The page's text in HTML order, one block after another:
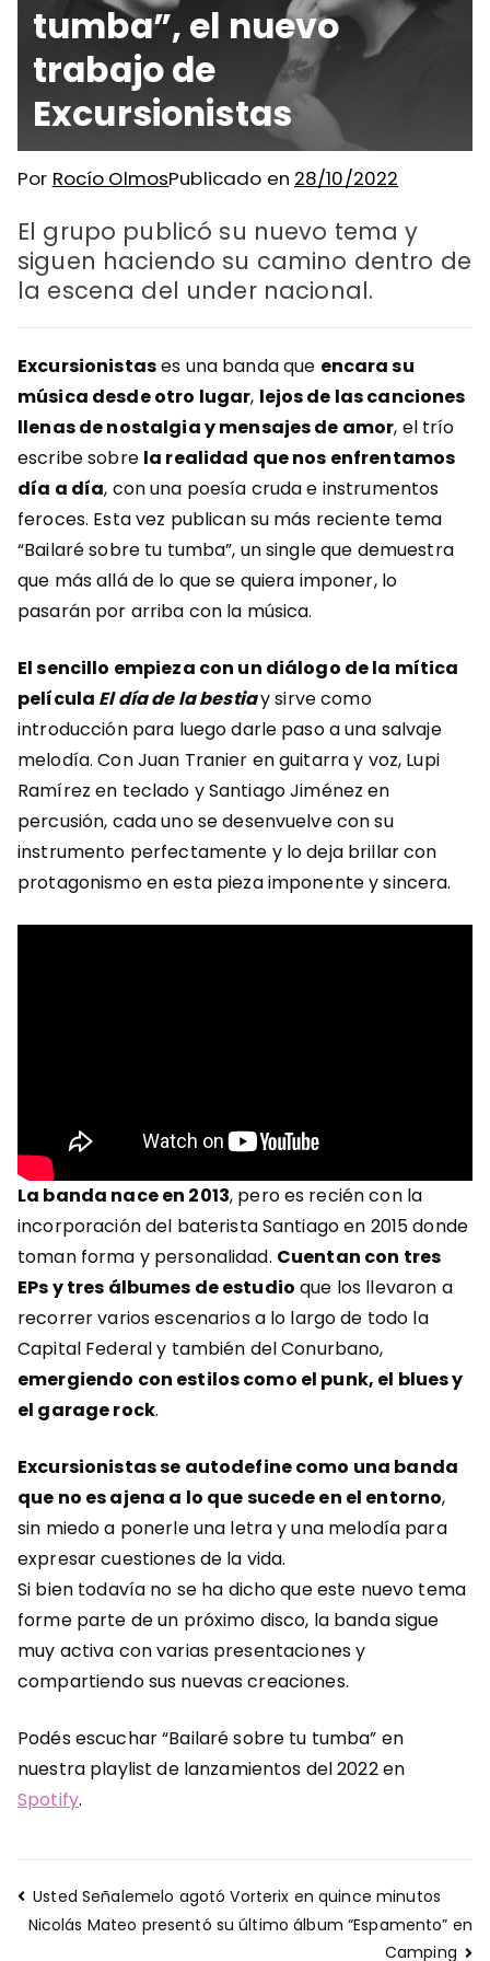
tumba”, el nuevo
trabajo de
Excursionistas
Por Rocío OlmosPublicado en 28/10/2022
El grupo publicó su nuevo tema y
siguen haciendo su camino dentro de
la escena del under nacional.
Excursionistases una banda que encara su
música desde otro lugar, lejos de las canciones
llenas de nostalgia y mensajes de amor, el trío
escribe sobre la realidad que nos enfrentamos
día a día, con una poesía cruda e instrumentos
feroces. Esta vez publican su más reciente tema
“Bailaré sobre tu tumba”, un single que demuestra
que más allá de lo que se quiera imponer, lo
pasarán por arriba con la música.
El sencillo empieza con un diálogo de la mítica
película El día de la bestiay sirve como
introducción para luego darle paso a una salvaje
melodía. Con Juan Tranier en guitarra y voz, Lupi
Ramírez en teclado y Santiago Jiménez en
percusión, cada uno se desenvuelve con su
instrumento perfectamente y lo deja brillar con
protagonismo en esta pieza imponente y sincera.
La banda nace en 2013, pero es recién con la
incorporación del baterista Santiago en 2015 donde
toman forma y personalidad. Cuentan con tres
EPs y tres álbumes de estudio que los llevaron a
recorrer varios escenarios a lo largo de todo la
Capital Federal y también del Conurbano,
emergiendo con estilos como el punk, el blues y
el garage rock.
Excursionistas se autodefine como una banda
que no es ajena a lo que sucede en el entorno,
sin miedo a ponerle una letra y una melodía para
expresar cuestiones de la vida.
Si bien todavía no se ha dicho que este nuevo tema
forme parte de un próximo disco, la banda sigue
muy activa con varias presentaciones y
compartiendo sus nuevas creaciones.
Podés escuchar “Bailaré sobre tu tumba” en
nuestra playlist de lanzamientos del 2022 en
Spotify.
Navegación
de
Usted Señalemelo agotó Vorterix en quince minutos
Nicolás Mateo presentó su último álbum “Espamento” en
Camping